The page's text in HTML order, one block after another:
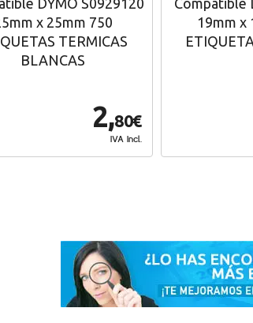
DYMO S0929120
x 25mm 750
TERMICAS
BLANCAS
2,80€
IVA Incl.
Compatible
19mm x